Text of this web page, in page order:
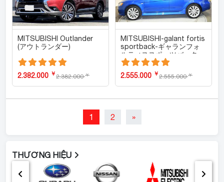
MITSUBISHI Outlander
(アウトランダー)
2.382.000￥
2.382.000 ￥
MITSUBISHI-galant fortis
sportback-ギャランフォ
ルティススポーツバック
2.555.000￥
2.555.000 ￥
1 2 »
THƯƠNG HIỆU